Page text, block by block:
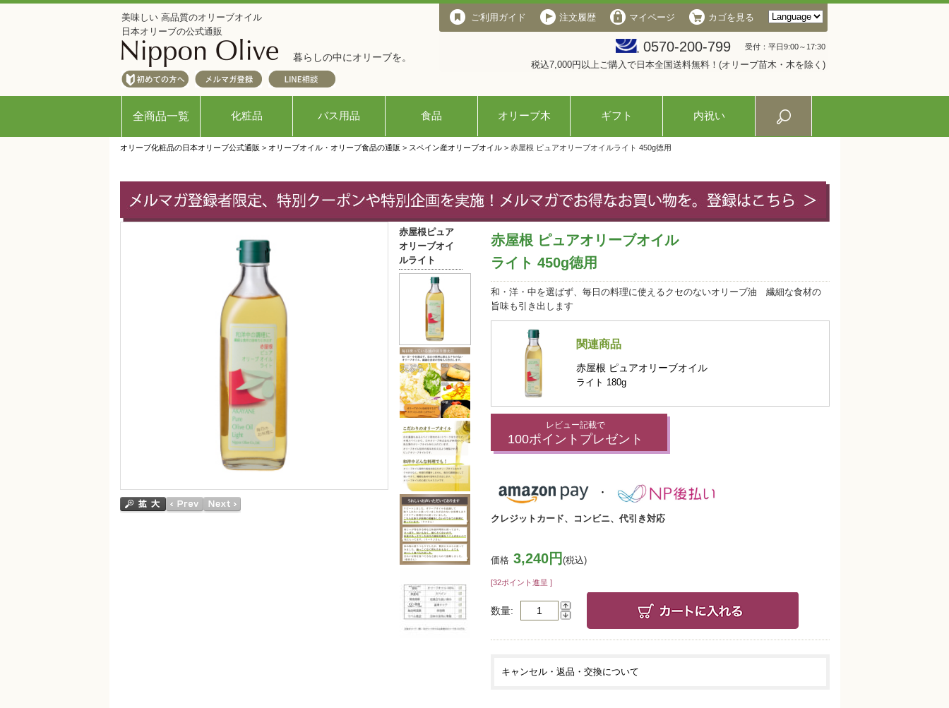
美味しい 高品質のオリーブオイル
日本オリーブの公式通販
暮らしの中にオリーブを。
ご利用ガイド 注文履歴 マイページ カゴを見る
0570-200-799 受付：平日9:00～17:30
税込7,000円以上ご購入で日本全国送料無料！(オリーブ苗木・木を除く)
全商品一覧 化粧品 バス用品 食品 オリーブ木 ギフト 内祝い
オリーブ化粧品の日本オリーブ公式通販 > オリーブオイル・オリーブ食品の通販 > スペイン産オリーブオイル> 赤屋根 ピュアオリーブオイルライト 450g徳用
赤屋根 ピュアオリーブオイル
ライト 450g徳用
和・洋・中を選ばず、毎日の料理に使えるクセのないオリーブ油 繊細な食材の
旨味も引き出します
関連商品
赤屋根 ピュアオリーブオイル
ライト 180g
レビュー記載で
100ポイントプレゼント
クレジットカード、コンビニ、代引き対応
価格 3,240円 (税込)
[32ポイント進呈 ]
数量
キャンセル・返品・交換について
赤屋根ピュア
オリーブオイ
ルライト